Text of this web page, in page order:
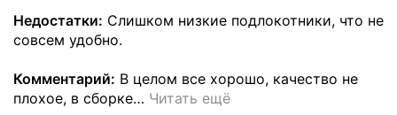
Недостатки: Слишком низкие подлокотники, что не
совсем удобно.
Комментарий: В целом все хорошо, качество не
плохое, в сборке… Читать ещё